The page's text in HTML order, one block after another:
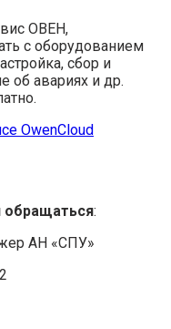
ОВЕН,
с оборудованием
сбор и
об авариях и др.
OwenCloud
обращаться:
АН «СПУ»